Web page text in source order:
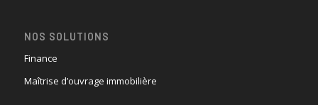
NOS SOLUTIONS
Finance
Maîtrise d’ouvrage immobilière